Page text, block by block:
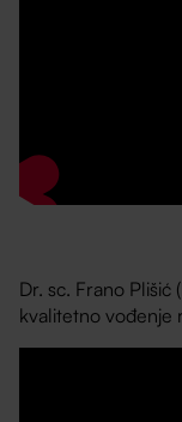
Dr. sc. Frano Plišić
kvalitetno vođenje